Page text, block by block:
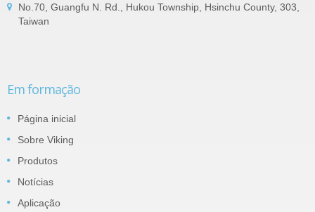
No.70, Guangfu N. Rd., Hukou Township, Hsinchu County, 303,
Taiwan
Em formação
Página inicial
Sobre Viking
Produtos
Notícias
Aplicação